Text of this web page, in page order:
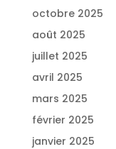
octobre 2025
août 2025
juillet 2025
avril 2025
mars 2025
février 2025
janvier 2025